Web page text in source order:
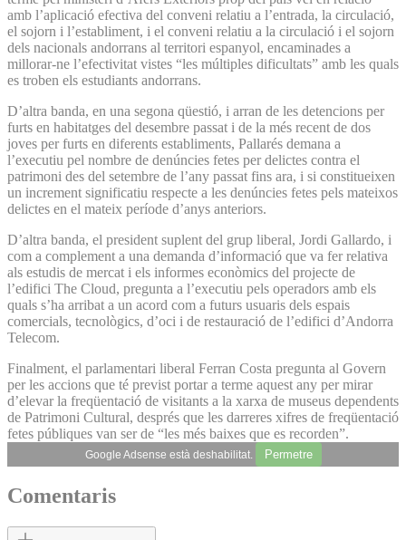
amb l’aplicació efectiva del conveni relatiu a l’entrada, la circulació,
el sojorn i l’establiment, i el conveni relatiu a la circulació i el sojorn
dels nacionals andorrans al territori espanyol, encaminades a
millorar-ne l’efectivitat vistes “les múltiples dificultats” amb les quals
es troben els estudiants andorrans.
D’altra banda, en una segona qüestió, i arran de les detencions per
furts en habitatges del desembre passat i de la més recent de dos
joves per furts en diferents establiments, Pallarés demana a
l’executiu pel nombre de denúncies fetes per delictes contra el
patrimoni des del setembre de l’any passat fins ara, i si constitueixen
un increment significatiu respecte a les denúncies fetes pels mateixos
delictes en el mateix període d’anys anteriors.
D’altra banda, el president suplent del grup liberal, Jordi Gallardo, i
com a complement a una demanda d’informació que va fer relativa
als estudis de mercat i els informes econòmics del projecte de
l’edifici The Cloud, pregunta a l’executiu pels operadors amb els
quals s’ha arribat a un acord com a futurs usuaris dels espais
comercials, tecnològics, d’oci i de restauració de l’edifici d’Andorra
Telecom.
Finalment, el parlamentari liberal Ferran Costa pregunta al Govern
per les accions que té previst portar a terme aquest any per mirar
d’elevar la freqüentació de visitants a la xarxa de museus dependents
de Patrimoni Cultural, després que les darreres xifres de freqüentació
fetes públiques van ser de “les més baixes que es recorden”.
Google Adsense està deshabilitat. Permetre
Comentaris